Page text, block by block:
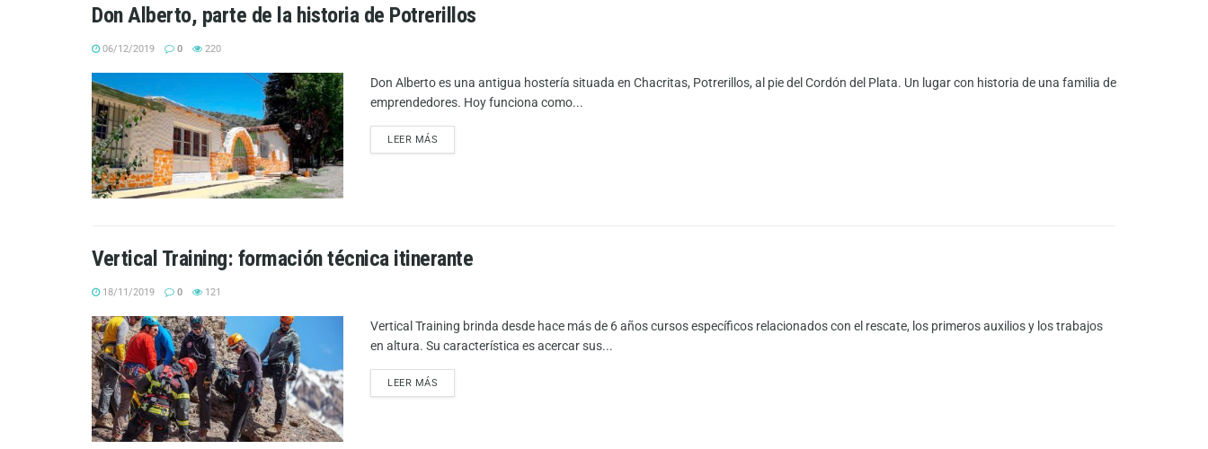
Don Alberto, parte de la historia de Potrerillos
06/12/2019 0 220
Don Alberto es una antigua hostería situada en Chacritas, Potrerillos, al pie del Cordón del Plata. Un lugar con historia de una familia de
emprendedores. Hoy funciona como...
LEER MÁS
Vertical Training: formación técnica itinerante
18/11/2019 0 121
Vertical Training brinda desde hace más de 6 años cursos específicos relacionados con el rescate, los primeros auxilios y los trabajos
en altura. Su característica es acercar sus...
LEER MÁS